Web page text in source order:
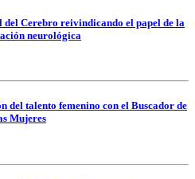
Cerebro reivindicando el papel de la
neurológica
talento femenino con el Buscador de
Mujeres